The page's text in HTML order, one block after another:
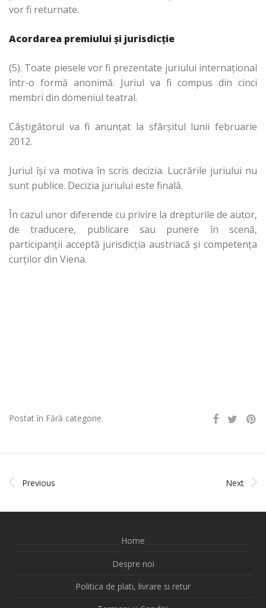
vor fi returnate.
Acordarea premiului și jurisdicție
(5). Toate piesele vor fi prezentate juriului internațional
într-o formă anonimă. Juriul va fi compus din cinci
membri din domeniul teatral.
Câștigătorul va fi anunțat la sfârșitul lunii februarie
2012.
Juriul își va motiva în scris decizia. Lucrările juriului nu
sunt publice. Decizia juriului este finală.
În cazul unor diferende cu privire la drepturile de autor,
de traducere, publicare sau punere în scenă,
participanții acceptă jurisdicția austriacă și competența
curților din Viena.
Postat în Fără categorie.
Previous Next
Home
Despre noi
Politica de plati, livrare si retur